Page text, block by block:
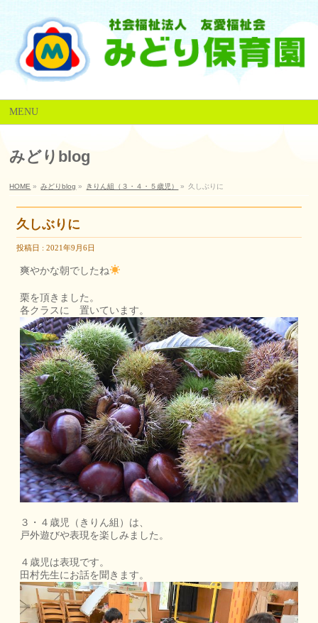
MENU
みどりblog
HOME » みどりblog » きりん組（３・４・５歳児） » 久しぶりに
久しぶりに
投稿日 : 2021年9月6日
爽やかな朝でしたね
栗を頂きました。
各クラスに 置いています。
３・４歳児（きりん組）は、
戸外遊びや表現を楽しみました。
４歳児は表現です。
田村先生にお話を聞きます。